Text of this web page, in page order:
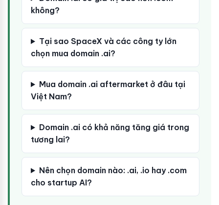
không?
Tại sao SpaceX và các công ty lớn
chọn mua domain .ai?
Mua domain .ai aftermarket ở đâu tại
Việt Nam?
Domain .ai có khả năng tăng giá trong
tương lai?
Nên chọn domain nào: .ai, .io hay .com
cho startup AI?